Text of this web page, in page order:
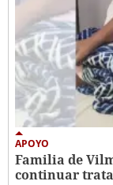
APOYO
Familia de
continuar